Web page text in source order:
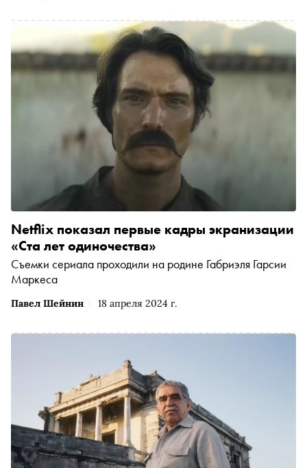
Шаламов совершил в литературе, чем он отличается от
Фуко, как помогает противостоять «цифровому
концлагерю» и тотальному «Диснейленду», как
сохранить себя в нечеловеческих условиях и грозят ли
они нам в скором будущем
Павел Шейнин 18 апреля 2024 г.
Netflix показал первые кадры экранизации
«Ста лет одиночества»
Съемки сериала проходили на родине Габриэля Гарсии
Маркеса